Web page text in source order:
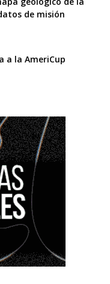
de misión
a la AmeriCup